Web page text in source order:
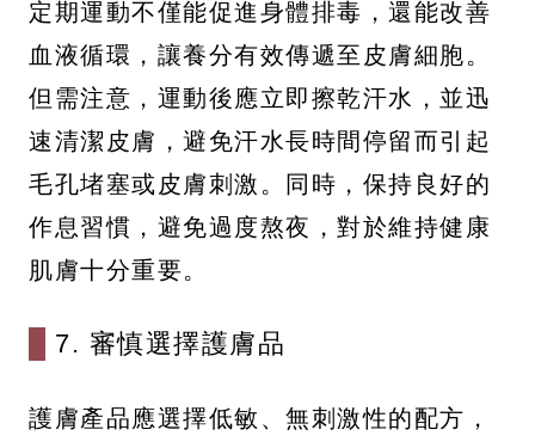
定期運動不僅能促進身體排毒，還能改善
血液循環，讓養分有效傳遞至皮膚細胞。
但需注意，運動後應立即擦乾汗水，並迅
速清潔皮膚，避免汗水長時間停留而引起
毛孔堵塞或皮膚刺激。同時，保持良好的
作息習慣，避免過度熬夜，對於維持健康
肌膚十分重要。
7. 審慎選擇護膚品
護膚產品應選擇低敏、無刺激性的配方，